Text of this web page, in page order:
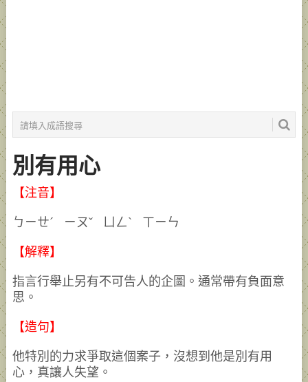
別有用心
【注音】
ㄅㄧㄝˊ ㄧㄡˇ ㄩㄥˋ ㄒㄧㄣ
【解釋】
指言行舉止另有不可告人的企圖。通常帶有負面意
思。
【造句】
他特別的力求爭取這個案子，沒想到他是別有用
心，真讓人失望。